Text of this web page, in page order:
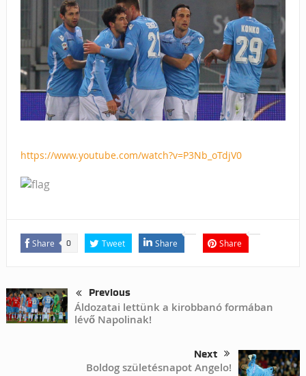
https://www.youtube.com/watch?v=P3Nb_oTdjV0
Share 0 Tweet Share Share
Previous
Áldozatai lettünk a kirobbanó formában
lévő Napolinak!
Next
Boldog születésnapot Angelo!